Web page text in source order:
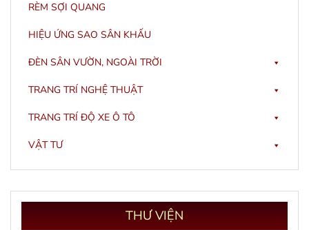
RÈM SỢI QUANG
HIỆU ỨNG SAO SÂN KHẤU
ĐÈN SÂN VƯỜN, NGOÀI TRỜI
TRANG TRÍ NGHỆ THUẬT
TRANG TRÍ ĐỘ XE Ô TÔ
VẬT TƯ
THƯVIỆN